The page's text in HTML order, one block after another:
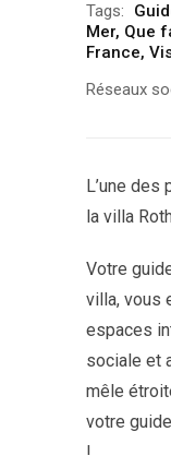
Tags:
Mer, Que
France,
Réseaux
L’une des
la villa
Votre
villa, vous
espaces
sociale et
mêle
votre